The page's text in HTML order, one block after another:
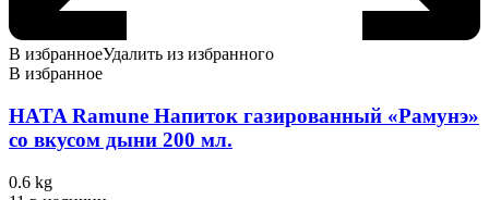
В избранноеУдалить из избранного
В избранное
HATA Ramune Напиток газированный «Рамунэ»
со вкусом дыни 200 мл.
0.6 kg